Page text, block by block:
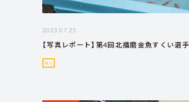
2023.07.25
【写真レポート】第4回北播磨金魚すくい選
行く